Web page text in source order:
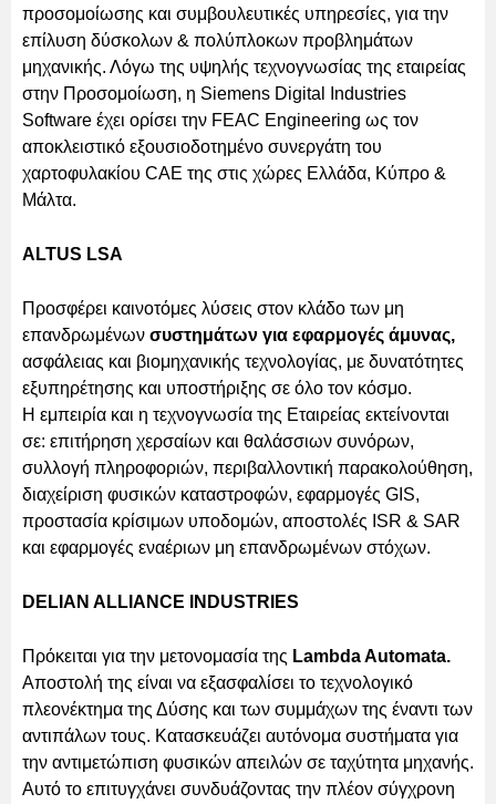
προσομοίωσης και συμβουλευτικές υπηρεσίες, για την
επίλυση δύσκολων & πολύπλοκων προβλημάτων
μηχανικής. Λόγω της υψηλής τεχνογνωσίας της εταιρείας
στην Προσομοίωση, η Siemens Digital Industries
Software έχει ορίσει την FEAC Engineering ως τον
αποκλειστικό εξουσιοδοτημένο συνεργάτη του
χαρτοφυλακίου CAE της στις χώρες Ελλάδα, Κύπρο &
Μάλτα.
ALTUS LSA
Προσφέρει καινοτόμες λύσεις στον κλάδο των μη
επανδρωμένων συστημάτων για εφαρμογές άμυνας,
ασφάλειας και βιομηχανικής τεχνολογίας, με δυνατότητες
εξυπηρέτησης και υποστήριξης σε όλο τον κόσμο.
Η εμπειρία και η τεχνογνωσία της Εταιρείας εκτείνονται
σε: επιτήρηση χερσαίων και θαλάσσιων συνόρων,
συλλογή πληροφοριών, περιβαλλοντική παρακολούθηση,
διαχείριση φυσικών καταστροφών, εφαρμογές GIS,
προστασία κρίσιμων υποδομών, αποστολές ISR & SAR
και εφαρμογές εναέριων μη επανδρωμένων στόχων.
DELIAN ALLIANCE INDUSTRIES
Πρόκειται για την μετονομασία της Lambda Automata.
Αποστολή της είναι να εξασφαλίσει το τεχνολογικό
πλεονέκτημα της Δύσης και των συμμάχων της έναντι των
αντιπάλων τους. Κατασκευάζει αυτόνομα συστήματα για
την αντιμετώπιση φυσικών απειλών σε ταχύτητα μηχανής.
Αυτό το επιτυγχάνει συνδυάζοντας την πλέον σύγχρονη